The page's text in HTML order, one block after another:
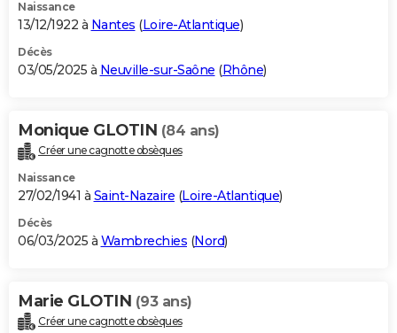
Naissance
13/12/1922 à Nantes (Loire-Atlantique)
Décès
03/05/2025 à Neuville-sur-Saône (Rhône)
Monique GLOTIN (84 ans)
Créer une cagnotte obsèques
Naissance
27/02/1941 à Saint-Nazaire (Loire-Atlantique)
Décès
06/03/2025 à Wambrechies (Nord)
Marie GLOTIN (93 ans)
Créer une cagnotte obsèques